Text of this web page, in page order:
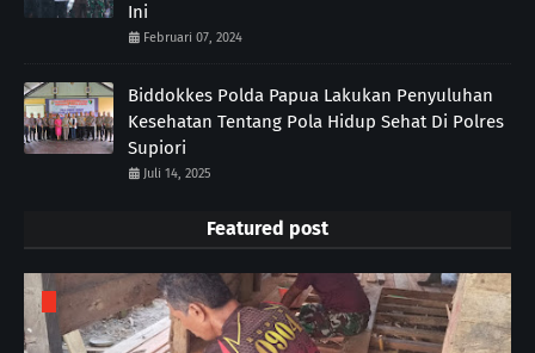
Ini
Februari 07, 2024
Biddokkes Polda Papua Lakukan Penyuluhan
Kesehatan Tentang Pola Hidup Sehat Di Polres
Supiori
Juli 14, 2025
Featured post